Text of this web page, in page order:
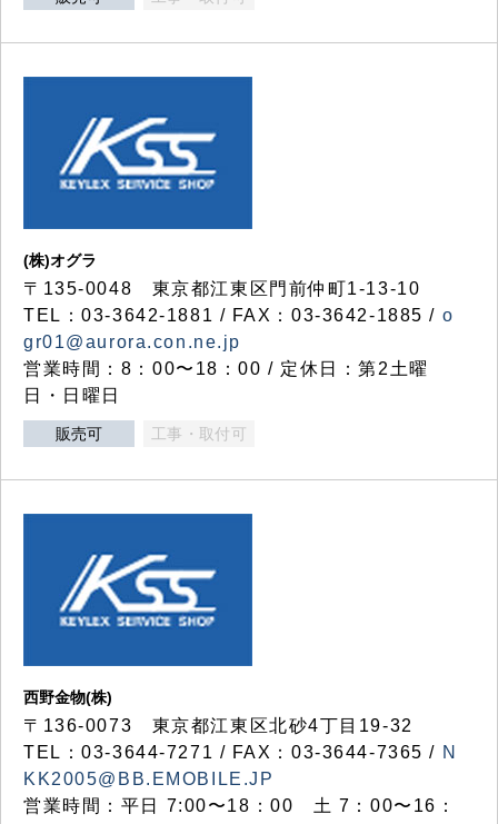
(株)オグラ
〒135-0048 東京都江東区門前仲町1-13-10
TEL：03-3642-1881 / FAX：03-3642-1885 / o
gr01@aurora.con.ne.jp
営業時間：8：00〜18：00 / 定休日：第2土曜
日・日曜日
販売可 工事・取付可
西野金物(株)
〒136-0073 東京都江東区北砂4丁目19-32
TEL：03‐3644‐7271 / FAX：03-3644-7365 / N
KK2005@BB.EMOBILE.JP
営業時間：平日 7:00〜18：00 土 7：00〜16：